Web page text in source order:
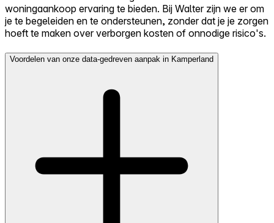
woningaankoop ervaring te bieden. Bij Walter zijn we er om
je te begeleiden en te ondersteunen, zonder dat je je zorgen
hoeft te maken over verborgen kosten of onnodige risico's.
Voordelen van onze data-gedreven aanpak in Kamperland